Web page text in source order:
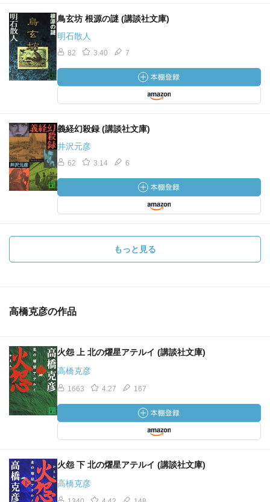
鳥玄坊 根源の謎 (講談社文庫)
明石散人
82 3.40 7
義経幻殺録 (講談社文庫)
井沢元彦
62 3.14 6
もっと見る
高橋克彦の作品
火怨 上 北の燿星アテルイ (講談社文庫)
高橋克彦
1663 4.27 167
火怨 下 北の燿星アテルイ (講談社文庫)
高橋克彦